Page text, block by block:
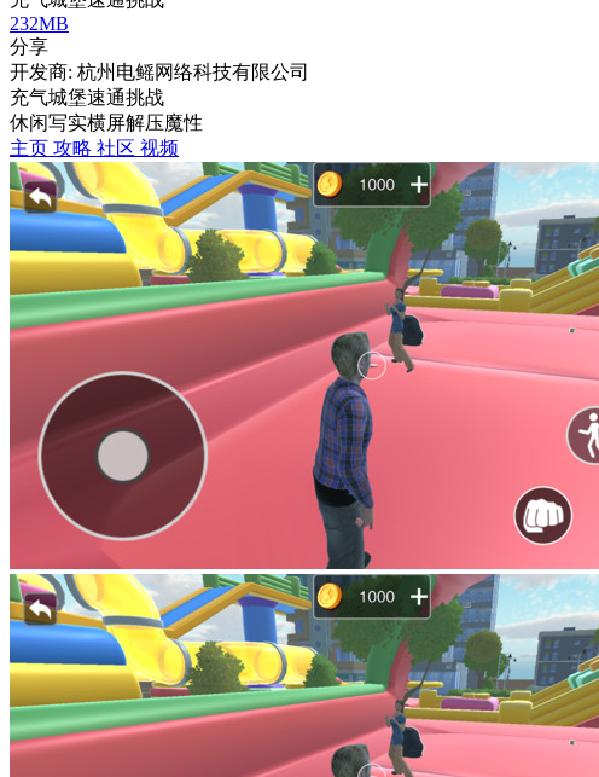
232MB
分享
开发商: 杭州电鳐网络科技有限公司
充气城堡速通挑战
休闲写实横屏解压魔性
主页 攻略 社区 视频